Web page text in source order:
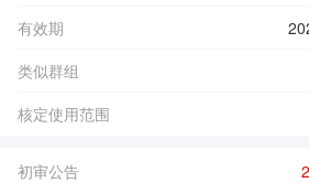
有效期
类似群组
核定使用范围
初审公告